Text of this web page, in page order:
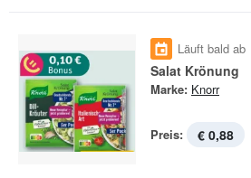
Läuft bald ab
Salat Krönung
Marke: Knorr
Preis: € 0,88